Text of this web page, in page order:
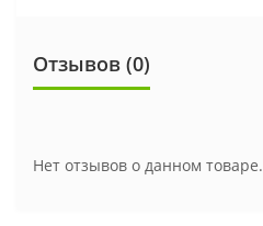
Отзывов (0)
Нет отзывов о данном товаре.